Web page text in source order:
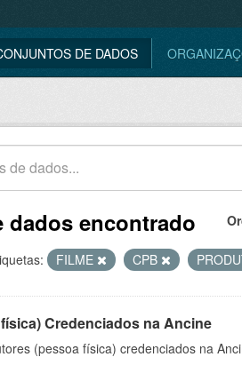
DE DADOS
dados encontrado
FILME CPB
Credenciados na Ancine
(pessoa física) credenciados na